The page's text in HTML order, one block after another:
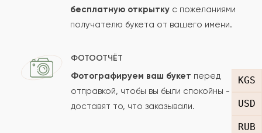
KGS
USD
RUB
Отзыв
бесплатную открытку с пожеланиями
получателю букета от вашего имени.
ФОТООТЧЁТ
Фотографируем ваш букет перед
отправкой, чтобы вы были спокойны -
доставят то, что заказывали.